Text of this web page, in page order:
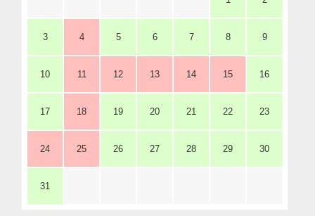
3 4 5 6 7 8 9
10 11 12 13 14 15 16
17 18 19 20 21 22 23
24 25 26 27 28 29 30
31